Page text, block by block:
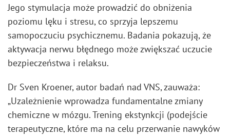
Jego stymulacja może prowadzić do obniżenia
poziomu lęku i stresu, co sprzyja lepszemu
samopoczuciu psychicznemu. Badania pokazują, że
aktywacja nerwu błędnego może zwiększać uczucie
bezpieczeństwa i relaksu.
Dr Sven Kroener, autor badań nad VNS, zauważa:
„Uzależnienie wprowadza fundamentalne zmiany
chemiczne w mózgu. Trening ekstynkcji (podejście
terapeutyczne, które ma na celu przerwanie nawyków